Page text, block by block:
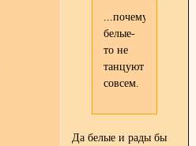
...почему
белые-
то не
танцуют
совсем.
Да белые и рады бы